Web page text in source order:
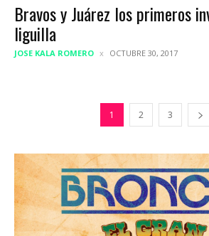
Bravos y Juárez los primeros
liguilla
JOSE KALA ROMERO OCTUBRE 30, 2017
1 2 3